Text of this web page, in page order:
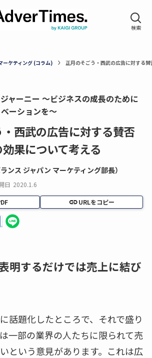
ーケティング (コラム) 正月のそごう・西武の広告に対する
ャーニー ～ビジネスの成長のために
ーションを～
西武の広告に対する賛否
果について考える
ンス ジャパン マーケティング部長）
日 2020.1.6
URLをコピー
明するだけでは売上に結び
話題化したところで、それで盛り
一部の業界の人たちに限られて売
という意見があります。これは広